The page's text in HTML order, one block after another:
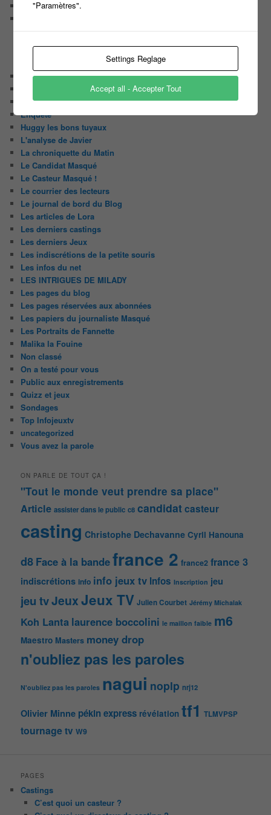
Casting pour une nouvelle émission Tv de Brocante
de remporter 10 000 EUROS
Audiences
Détournement du jour
Enquête
Huggy les bons tuyaux
L'analyse de Javier
La chroniquette du Matin
Le Candidat Masqué
Le Casteur Masqué !
Le courrier des lecteurs
Le journal de bord du Blog
Les articles de Lora
Les derniers castings
Les derniers Jeux
Les indiscrétions de la petite souris
Les infos du net
LES INTRIGUES DE MILADY
Les pages du blog
Les pages réservées aux abonnées
Les papiers du journaliste Masqué
Les Portraits de Fannette
Malika la Fouine
Non classé
On a testé pour vous
Public aux enregistrements
Quizz et jeux
Sondages
Top Infojeuxtv
uncategorized
Vous avez la parole
ON PARLE DE TOUT ÇA !
"Tout le monde veut prendre sa place"
Article assister dans le public c8 candidatcasteur
casting Christophe Dechavanne Cyril Hanouna
d8 Face à la bandefrance 2 france2 france 3
indiscrétions info info jeux tv Infos Inscription jeu
jeu tvJeuxJeux TV Julien Courbet Jérémy Michalak
Koh Lanta laurence boccolini le maillon faible m6
Maestro Masters money drop
n'oubliez pas les paroles
N'oubliez pas les paroles nagui noplp nrj12
Olivier Minne pékin express révélation tf1 TLMVPSP
tournagetv W9
PAGES
Castings
C’est quoi un casteur ?
"Paramètres".
Settings Reglage
Accept all - Accepter Tout